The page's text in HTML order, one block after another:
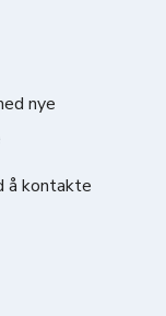
nye
å kontakte